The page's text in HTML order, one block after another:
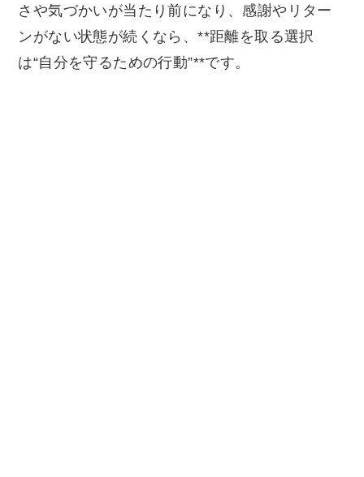
さや気づかいが当たり前になり、感謝やリター
ンがない状態が続くなら、**距離を取る選択
は“自分を守るための行動”**です。